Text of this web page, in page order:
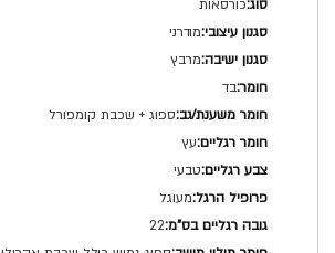
כורסאות
מודרני
מרבץ
בד
ספוג + שכבת קומפורל
עץ
טבעי
מעוגל
22